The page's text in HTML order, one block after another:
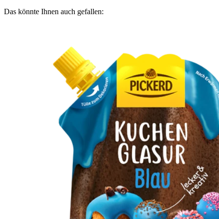
Das könnte Ihnen auch gefallen: